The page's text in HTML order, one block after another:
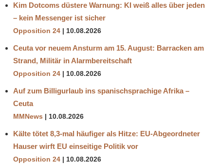
Kim Dotcoms düstere Warnung: KI weiß alles über jeden
– kein Messenger ist sicher
Opposition 24 10.08.2026
Ceuta vor neuem Ansturm am 15. August: Barracken am
Strand, Militär in Alarmbereitschaft
Opposition 24 10.08.2026
Auf zum Billigurlaub ins spanischsprachige Afrika –
Ceuta
MMNews 10.08.2026
Kälte tötet 8,3-mal häufiger als Hitze: EU-Abgeordneter
Hauser wirft EU einseitige Politik vor
Opposition 24 10.08.2026